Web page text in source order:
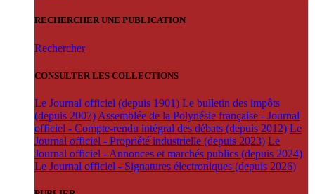
RECHERCHER UNE PUBLICATION
Rechercher
CONSULTER LES COLLECTIONS
Le Journal officiel (depuis 1901) Le bulletin des impôts
(depuis 2007) Assemblée de la Polynésie française - Journal
officiel - Compte-rendu intégral des débats (depuis 2012) Le
Journal officiel - Propriété industrielle (depuis 2023) Le
Journal officiel - Annonces et marchés publics (depuis 2024)
Le Journal officiel - Signatures électroniques (depuis 2026)